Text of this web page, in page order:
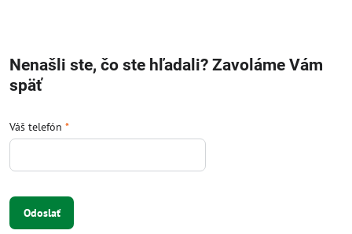
Nenašli ste, čo ste hľadali? Zavoláme Vám
späť
Váš telefón *
Odoslať